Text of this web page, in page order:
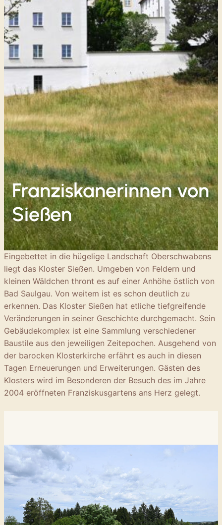
Franziskanerinnen von
Sießen
Eingebettet in die hügelige Landschaft Oberschwabens
liegt das Kloster Sießen. Umgeben von Feldern und
kleinen Wäldchen thront es auf einer Anhöhe östlich von
Bad Saulgau. Von weitem ist es schon deutlich zu
erkennen. Das Kloster Sießen hat etliche tiefgreifende
Veränderungen in seiner Geschichte durchgemacht. Sein
Gebäudekomplex ist eine Sammlung verschiedener
Baustile aus den jeweiligen Zeitepochen. Ausgehend von
der barocken Klosterkirche erfährt es auch in diesen
Tagen Erneuerungen und Erweiterungen. Gästen des
Klosters wird im Besonderen der Besuch des im Jahre
2004 eröffneten Franziskusgartens ans Herz gelegt.